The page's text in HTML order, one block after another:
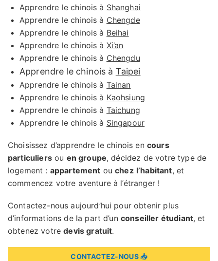
Apprendre le chinois à Shanghai
Apprendre le chinois à Chengde
Apprendre le chinois à Beihai
Apprendre le chinois à Xi’an
Apprendre le chinois à Chengdu
Apprendre le chinois à Taipei
Apprendre le chinois à Tainan
Apprendre le chinois à Kaohsiung
Apprendre le chinois à Taichung
Apprendre le chinois à Singapour
Choisissez d’apprendre le chinois en cours
particuliersou en groupe, décidez de votre type de
logement : appartement ouchez l’habitant, et
commencez votre aventure à l’étranger !
Contactez-nous aujourd’hui pour obtenir plus
d’informations de la part d’un conseiller étudiant, et
obtenez votredevis gratuit.
CONTACTEZ-NOUS 📥